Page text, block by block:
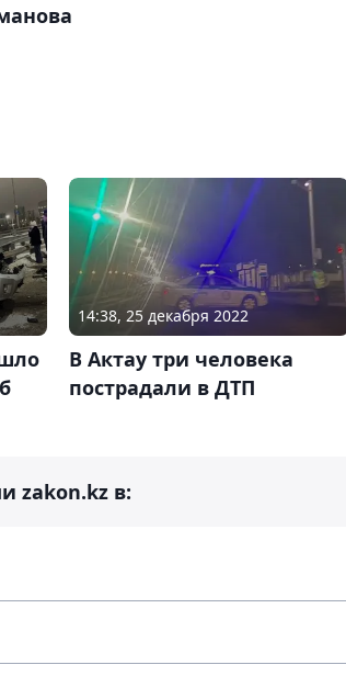
14:38, 25 декабря 2022
В Актау три человека
пострадали в ДТП
zakon.kz в: